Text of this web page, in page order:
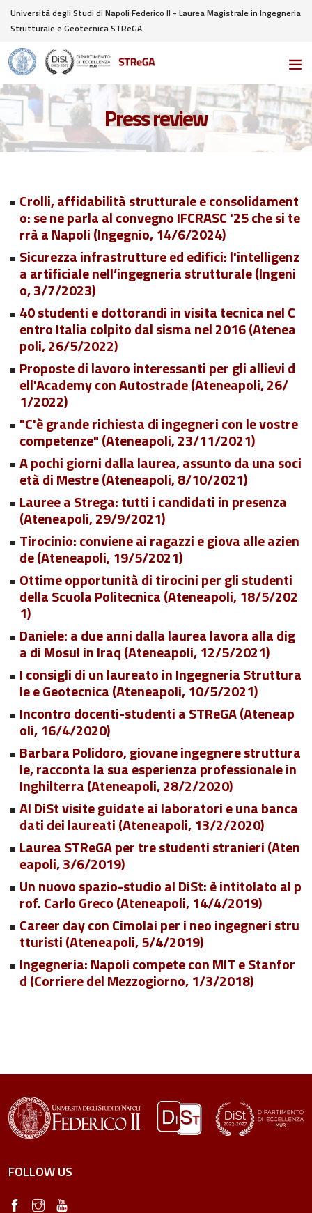
Università degli Studi di Napoli Federico II - Laurea Magistrale in Ingegneria
Strutturale e Geotecnica STReGA
Press review
Crolli, affidabilità strutturale e consolidament
o: se ne parla al convegno IFCRASC '25 che si te
rrà a Napoli (Ingegnio, 14/6/2024)
Sicurezza infrastrutture ed edifici: l'intelligenz
a artificiale nell’ingegneria strutturale (Ingeni
o, 3/7/2023)
40 studenti e dottorandi in visita tecnica nel C
entro Italia colpito dal sisma nel 2016 (Atenea
poli, 26/5/2022)
Proposte di lavoro interessanti per gli allievi d
ell'Academy con Autostrade (Ateneapoli, 26/
1/2022)
"C'è grande richiesta di ingegneri con le vostre
competenze" (Ateneapoli, 23/11/2021)
A pochi giorni dalla laurea, assunto da una soci
età di Mestre (Ateneapoli, 8/10/2021)
Lauree a Strega: tutti i candidati in presenza
(Ateneapoli, 29/9/2021)
Tirocinio: conviene ai ragazzi e giova alle azien
de (Ateneapoli, 19/5/2021)
Ottime opportunità di tirocini per gli studenti
della Scuola Politecnica (Ateneapoli, 18/5/202
1)
Daniele: a due anni dalla laurea lavora alla dig
a di Mosul in Iraq (Ateneapoli, 12/5/2021)
I consigli di un laureato in Ingegneria Struttura
le e Geotecnica (Ateneapoli, 10/5/2021)
Incontro docenti-studenti a STReGA (Ateneap
oli, 16/4/2020)
Barbara Polidoro, giovane ingegnere struttura
le, racconta la sua esperienza professionale in
Inghilterra (Ateneapoli, 28/2/2020)
Al DiSt visite guidate ai laboratori e una banca
dati dei laureati (Ateneapoli, 13/2/2020)
Laurea STReGA per tre studenti stranieri (Aten
eapoli, 3/6/2019)
Un nuovo spazio-studio al DiSt: è intitolato al p
rof. Carlo Greco (Ateneapoli, 14/4/2019)
Career day con Cimolai per i neo ingegneri stru
tturisti (Ateneapoli, 5/4/2019)
Ingegneria: Napoli compete con MIT e Stanfor
d (Corriere del Mezzogiorno, 1/3/2018)
FOLLOW US